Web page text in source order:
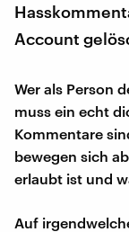
Account
Wer als Person
muss ein echt
Kommentare
bewegen sich
erlaubt ist und
Auf